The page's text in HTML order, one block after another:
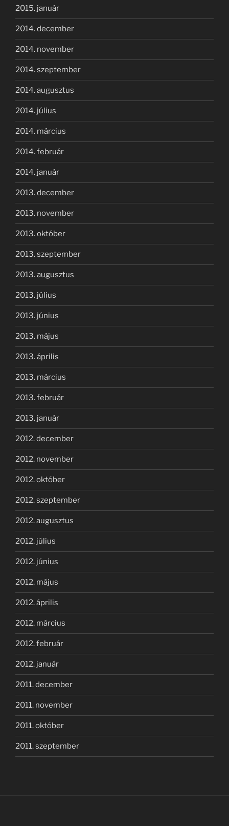
2015. január
2014. december
2014. november
2014. szeptember
2014. augusztus
2014. július
2014. március
2014. február
2014. január
2013. december
2013. november
2013. október
2013. szeptember
2013. augusztus
2013. július
2013. június
2013. május
2013. április
2013. március
2013. február
2013. január
2012. december
2012. november
2012. október
2012. szeptember
2012. augusztus
2012. július
2012. június
2012. május
2012. április
2012. március
2012. február
2012. január
2011. december
2011. november
2011. október
2011. szeptember